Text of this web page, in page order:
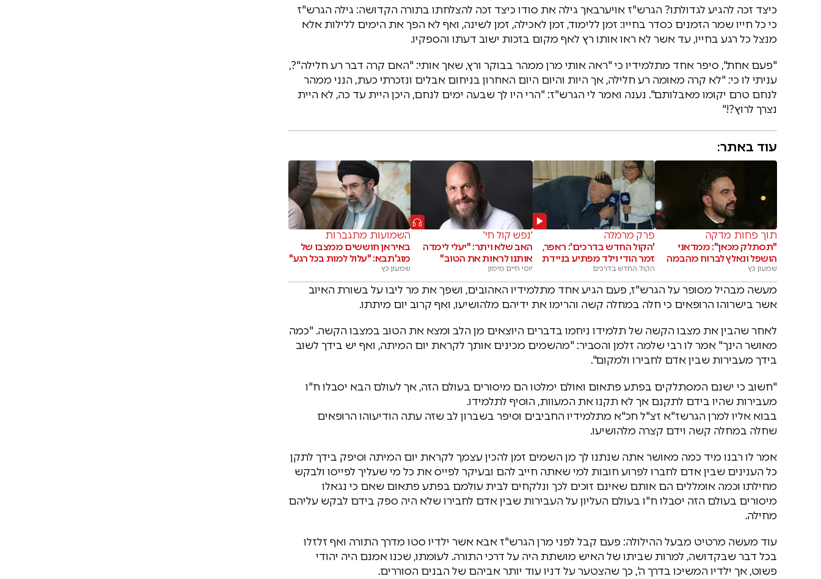
כיצד זכה להגיע לגדולתו? הגרש"ז אויערבאך גילה את סודו כיצד זכה להצלחתו בתורה הקדושה: גילה הגרש"ז
כי כל חייו שמר הזמנים כסדר בחייו: זמן ללימוד, זמן לאכילה, זמן לשינה, ואף לא הפך את הימים ללילות אלא
מנצל כל רגע בחייו, עד אשר לא ראו אותו רץ לאף מקום בזכות ישוב דעתו והספקיו.
"פעם אחת", סיפר אחד מתלמידיו כי "ראה אותי מרן ממהר בבוקר ורץ, שאך אותי: "האם קרה דבר רע חלילה"?,
עניתי לו כי: "לא קרה מאומה רע חלילה, אך היות והיום היום האחרון בניחום אבלים ונזכרתי כעת, הנני ממהר
לנחם טרם יקומו מאבלותם". נענה ואמר לי הגרש"ז: "הרי היו לך שבעה ימים לנחם, היכן היית עד כה, לא היית
נצרך לרוץ?!"
עוד באתר:
תוך פחות מדקה
"תסתלק מכאן": ממדאני
הושפל ונאלץ לברוח מהבמה
שמעון כץ
פרק מרמלה
'הקול החדש בדרכים': ראפר,
זמר הודי וילד מפתיע בניידת
הקול החדש בדרכים
'נפש קול חי'
האב שלא ויתר: "יעלי לימדה
אותנו לראות את הטוב"
יוסי חיים מימון
השמועות מתגברות
באיראן חוששים ממצבו של
מוג'תבא: "עלול למות בכל רגע"
שמעון כץ
מעשה מבהיל מסופר על הגרש"ז, פעם הגיע אחד מתלמידיו האהובים, ושפך את מר ליבו על בשורת האיוב
אשר בישרוהו הרופאים כי חלה במחלה קשה והרימו את ידיהם מלהושיעו, ואף קרוב יום מיתתו.
לאחר שהבין את מצבו הקשה של תלמידו ניחמו בדברים היוצאים מן הלב ומצא את הטוב במצבו הקשה. "כמה
מאושר הינך" אמר לו רבי שלמה זלמן והסביר: "מהשמים מכינים אותך לקראת יום המיתה, ואף יש בידך לשוב
בידך מעבירות שבין אדם לחבירו ולמקום".
"חשוב כי ישנם המסתלקים בפתע פתאום ואולם ימלטו הם מיסורים בעולם הזה, אך לעולם הבא יסבלו ח"ו
מעבירות שהיו בידם לתקנם אך לא תקנו את המעוות, הוסיף לתלמידו.
בבוא אליו למרן הגרשז"א זצ"ל חכ"א מתלמידיו החביבים וסיפר בשברון לב שזה עתה הודיעוהו הרופאים
שחלה במחלה קשה וידם קצרה מלהושיעו.
אמר לו רבנו מיד כמה מאושר אתה שנתנו לך מן השמים זמן להכין עצמך לקראת יום המיתה וסיפק בידך לתקן
כל הענינים שבין אדם לחברו לפרוע חובות למי שאתה חייב להם ובעיקר לפייס את כל מי שעליך לפייסו ולבקש
מחילתו וכמה אומללים הם אותם שאינם זוכים לכך ונלקחים לבית עולמם בפתע פתאום שאם כי נגאלו
מיסורים בעולם הזה יסבלו ח"ו בעולם העליון על העבירות שבין אדם לחבירו שלא היה ספק בידם לבקש עליהם
מחילה.
עוד מעשה מרטיט מבעל ההילולה: פעם קבל לפני מרן הגרש"ז אבא אשר ילדיו סטו מדרך התורה ואף זלזלו
בכל דבר שבקדושה, למרות שביתו של האיש מושתת היה על דרכי התורה. לעומתו, שכנו אמנם היה יהודי
פשוט, אך ילדיו המשיכו בדרך ה', כך שהצטער על דניו עוד יותר אביהם של הבנים הסוררים.